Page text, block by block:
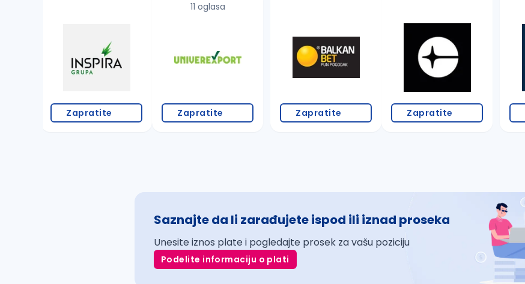
proverite pravopisne greške (koristite č, ć, š, đ, ž, dž)
povećajte radijus za odabrani grad
Zapratite
11 oglasa
Zapratite Zapratite Zapratite
Saznajte da li zarađujete ispod ili iznad proseka
Unesite iznos plate i pogledajte prosek za vašu poziciju
Podelite informaciju o plati